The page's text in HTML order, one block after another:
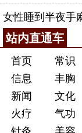
站内直通车
首页 常识
信息
丰胸
新闻
文化
火疗
气功